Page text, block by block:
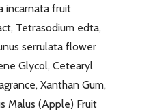
incarnata fruit
Tetrasodium edta,
serrulata flower
Glycol, Cetearyl
Xanthan Gum,
Malus (Apple) Fruit